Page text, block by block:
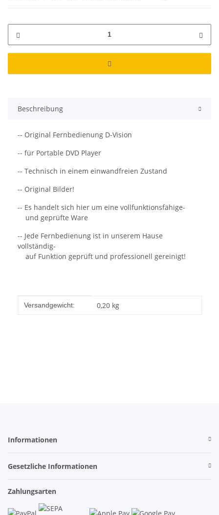
Beschreibung
-- Original Fernbedienung D-Vision
-- für Portable DVD Player
-- Technisch in einem einwandfreien Zustand
-- Original Bilder!
-- Es handelt sich hier um eine vollfunktionsfähige-
und geprüfte Ware
-- Jede Fernbedienung ist in unserem Hause
vollständig-
auf Funktion geprüft und professionell gereinigt!
Produkteigenschaft
Wert
Versandgewicht: 0,20 kg
Informationen
Gesetzliche Informationen
Zahlungsarten